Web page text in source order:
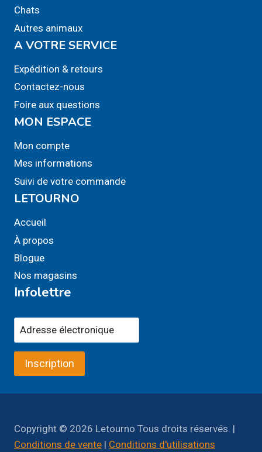
la
page
du
Chats
Autres animaux
A VOTRE SERVICE
Expédition & retours
Contactez-nous
Foire aux questions
MON ESPACE
Mon compte
Mes informations
Suivi de votre commande
LETOURNO
Accueil
À propos
Blogue
Nos magasins
Infolettre
Inscription
Copyright © 2026 Letourno Tous droits réservés. |
Conditions de vente | Conditions d'utilisations